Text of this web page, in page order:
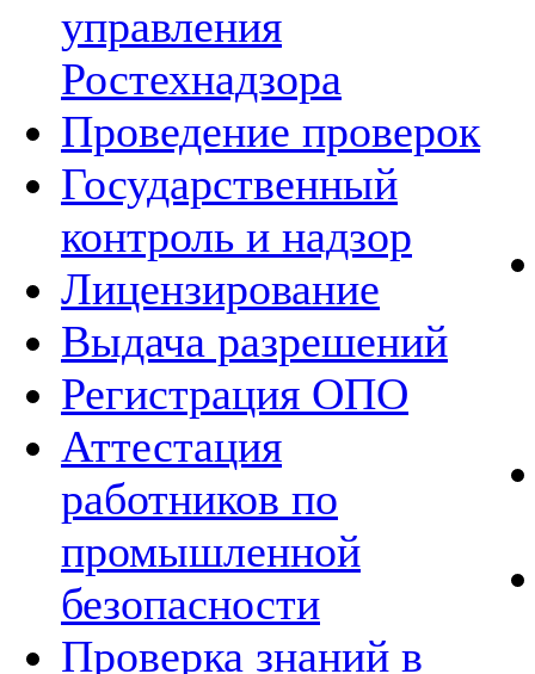
управления
Ростехнадзора
Проведение проверок
Государственный
контроль и надзор
Лицензирование
Выдача разрешений
Регистрация ОПО
Аттестация
работников по
промышленной
безопасности
Проверка знаний в